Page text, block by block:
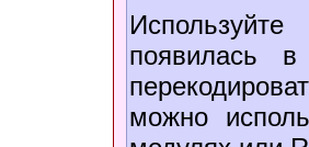
Используйте
появилась
можно